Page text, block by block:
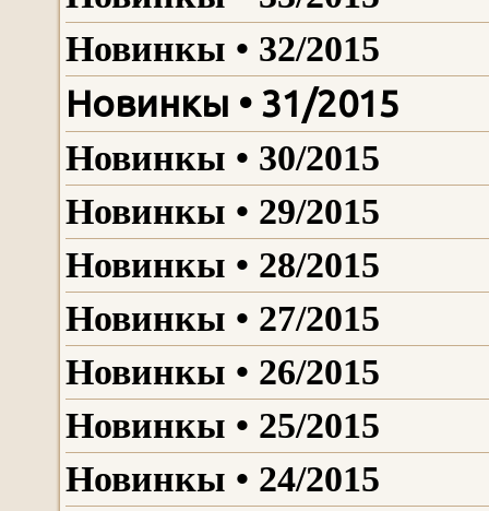
Новинкы • 32/2015
Новинкы • 31/2015
Новинкы • 30/2015
Новинкы • 29/2015
Новинкы • 28/2015
Новинкы • 27/2015
Новинкы • 26/2015
Новинкы • 25/2015
Новинкы • 24/2015